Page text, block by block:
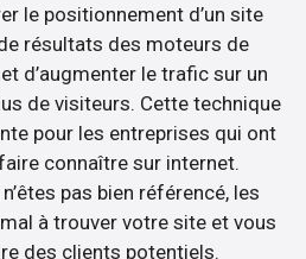
le positionnement d’un site
résultats des moteurs de
d’augmenter le trafic sur un
de visiteurs. Cette technique
pour les entreprises qui ont
connaître sur internet.
pas bien référencé, les
à trouver votre site et vous
des clients potentiels.